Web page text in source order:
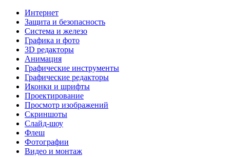
Интернет
Защита и безопасность
Система и железо
Графика и фото
3D редакторы
Анимация
Графические инструменты
Графические редакторы
Иконки и шрифты
Проектирование
Просмотр изображений
Скриншоты
Слайд-шоу
Флеш
Фотографии
Видео и монтаж